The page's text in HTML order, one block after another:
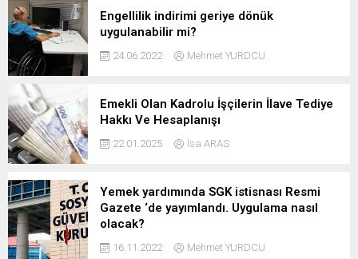
Engellilik indirimi geriye dönük
uygulanabilir mi?
24.06.2022 Mehmet YURDCU
Emekli Olan Kadrolu İşçilerin İlave Tediye
Hakkı Ve Hesaplanışı
22.01.2025 İsa ARAS
Yemek yardımında SGK istisnası Resmi
Gazete ‘de yayımlandı. Uygulama nasıl
olacak?
16.11.2022 Mehmet YURDCU